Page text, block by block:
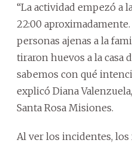
“La actividad empezó a
22:00
personas ajenas a la
tiraron huevos a la casa
sabemos con qué
explicó Diana
Santa Rosa Misiones.
Al ver los incidentes,